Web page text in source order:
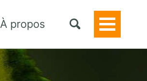
À propos
Toggle
Menu